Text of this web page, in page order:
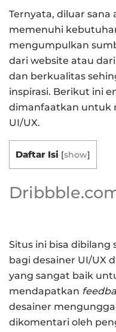
Ternyata, diluar sana
memenuhi
mengumpulkan
dari website atau
dan berkualitas
inspirasi. Berikut ini
dimanfaatkan untuk
UI/UX.
Daftar Isi [show]
Situs ini bisa dibilang
bagi desainer UI/UX
yang sangat baik
mendapatkan
desainer
dikomentari oleh